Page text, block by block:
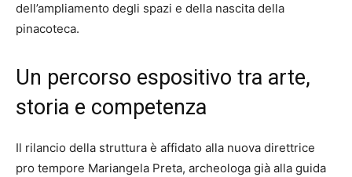
dell’ampliamento degli spazi e della nascita della
pinacoteca.
Un percorso espositivo tra arte,
storia e competenza
Il rilancio della struttura è affidato alla nuova direttrice
pro tempore Mariangela Preta, archeologa già alla guida